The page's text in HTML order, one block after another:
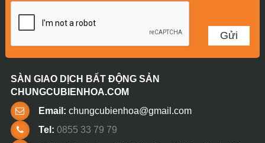
SÀN GIAO DỊCH BẤT ĐỘNG SẢN
CHUNGCUBIENHOA.COM
Email: chungcubienhoa@gmail.com
Tel: 0855 33 79 79